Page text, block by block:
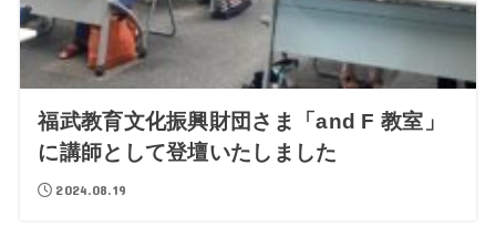
福武教育文化振興財団さま「and F 教室」
に講師として登壇いたしました
2024.08.19